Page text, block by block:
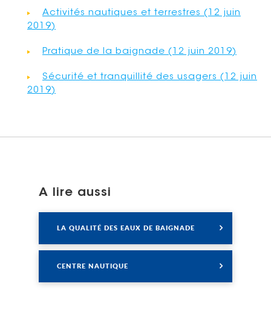
Activités nautiques et terrestres (12 juin
2019)
Pratique de la baignade (12 juin 2019)
Sécurité et tranquillité des usagers (12 juin
2019)
A lire aussi
LA QUALITÉ DES EAUX DE BAIGNADE
CENTRE NAUTIQUE